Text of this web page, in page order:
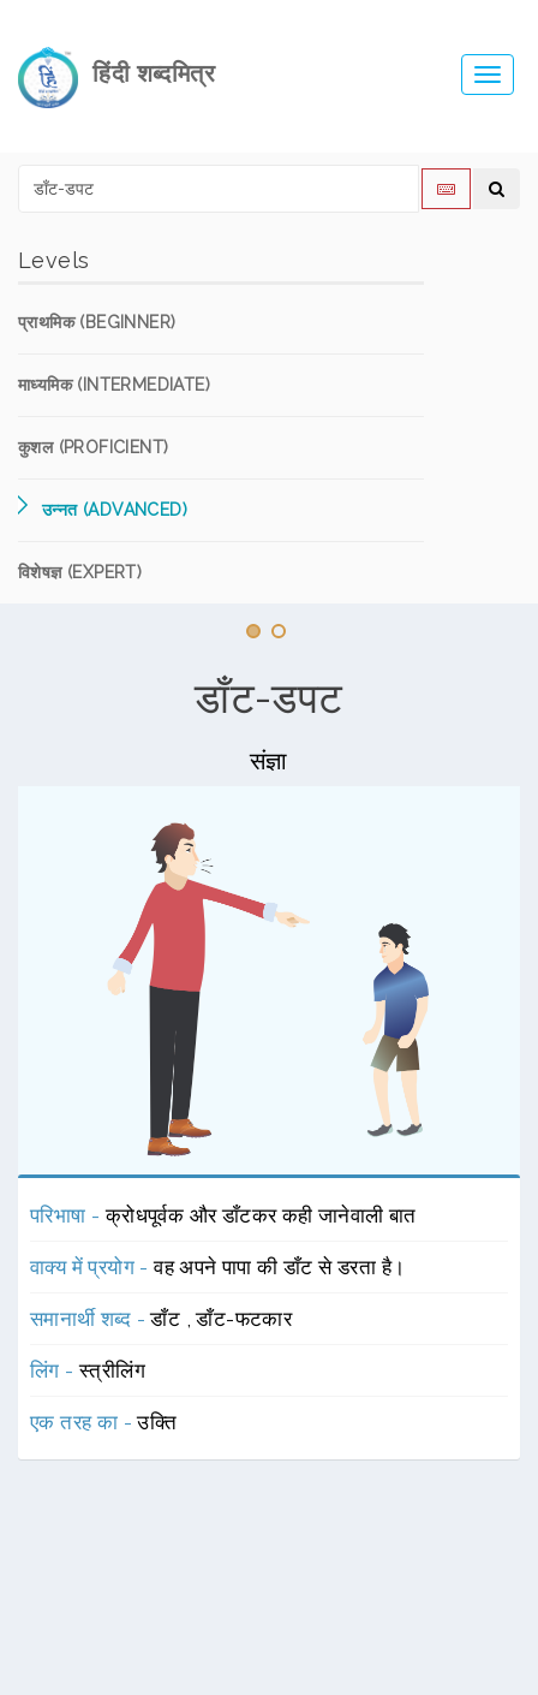
हिंदी शब्दमित्र
Levels
प्राथमिक (BEGINNER)
माध्यमिक (INTERMEDIATE)
कुशल (PROFICIENT)
उन्नत (ADVANCED)
विशेषज्ञ (EXPERT)
डाँट-डपट
संज्ञा
परिभाषा -क्रोधपूर्वक और डाँटकर कही जानेवाली बात
वाक्य में प्रयोग -वह अपने पापा की डाँट से डरता है।
समानार्थी शब्द -डाँट ,डाँट-फटकार
लिंग -स्त्रीलिंग
एक तरह का -उक्ति